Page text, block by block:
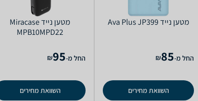
מטען נייד Ava Plus JP399
החל מ-85
₪
השוואת מחירים
מטען נייד Miracase
MPB10MPD22
החל מ-95
₪
השוואת מחירים